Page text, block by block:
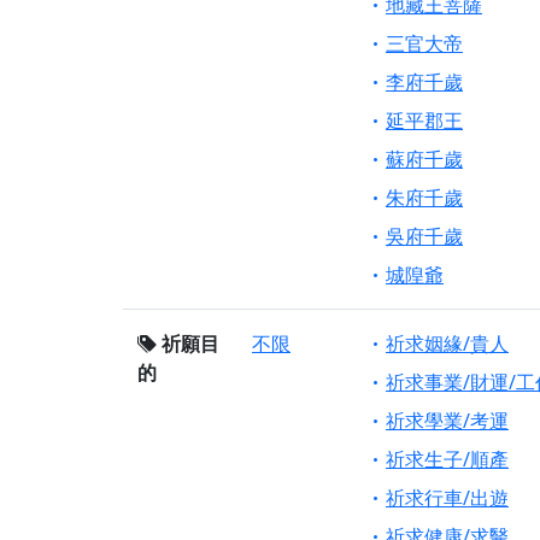
三官大帝
李府千歲
延平郡王
蘇府千歲
朱府千歲
吳府千歲
城隍爺
祈願目
的
不限
祈求姻緣/貴人
祈求事業/財運/工
祈求學業/考運
祈求生子/順產
祈求行車/出遊